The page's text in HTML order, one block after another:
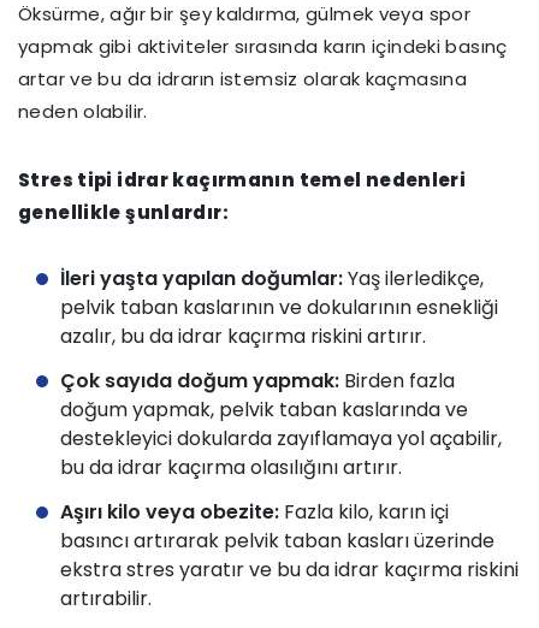
Öksürme, ağır bir şey kaldırma, gülmek veya spor
yapmak gibi aktiviteler sırasında karın içindeki basınç
artar ve bu da idrarın istemsiz olarak kaçmasına
neden olabilir.
Stres tipi idrar kaçırmanın temel nedenleri
genellikle şunlardır:
İleri yaşta yapılan doğumlar:Yaş ilerledikçe,
pelvik taban kaslarının ve dokularının esnekliği
azalır, bu da idrar kaçırma riskini artırır.
Çok sayıda doğum yapmak: Birden fazla
doğum yapmak, pelvik taban kaslarında ve
destekleyici dokularda zayıflamaya yol açabilir,
bu da idrar kaçırma olasılığını artırır.
Aşırı kilo veya obezite: Fazla kilo, karın içi
basıncı artırarak pelvik taban kasları üzerinde
ekstra stres yaratır ve bu da idrar kaçırma riskini
artırabilir.